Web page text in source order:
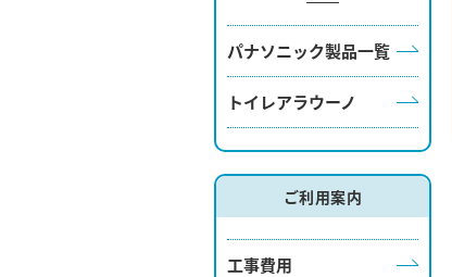
パナソニック製品一覧
トイレアラウーノ
ご利用案内
工事費用